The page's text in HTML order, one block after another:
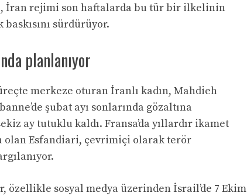
İran rejimi son haftalarda bu tür bir ilkelinin
sürdürüyor.
planlanıyor
merkeze oturan İranlı kadın, Mahdieh
şubat ayı sonlarında gözaltına
ay tutuklu kaldı. Fransa’da yıllardır ikamet
olan Esfandiari, çevrimiçi olarak terör
sosyal medya üzerinden İsrail’de 7 Ekim